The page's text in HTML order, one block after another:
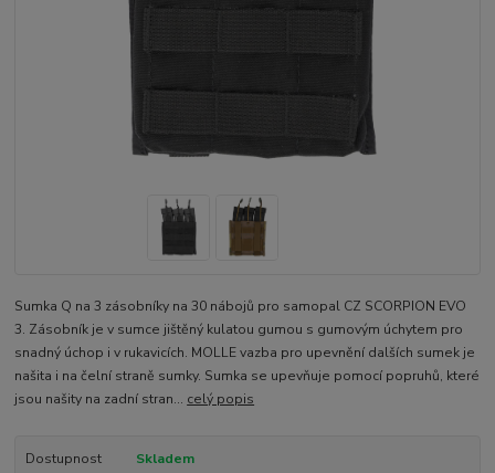
Sumka Q na 3 zásobníky na 30 nábojů pro samopal CZ SCORPION EVO
3. Zásobník je v sumce jištěný kulatou gumou s gumovým úchytem pro
snadný úchop i v rukavicích. MOLLE vazba pro upevnění dalších sumek je
našita i na čelní straně sumky. Sumka se upevňuje pomocí popruhů, které
jsou našity na zadní stran... celý popis
Dostupnost
Skladem